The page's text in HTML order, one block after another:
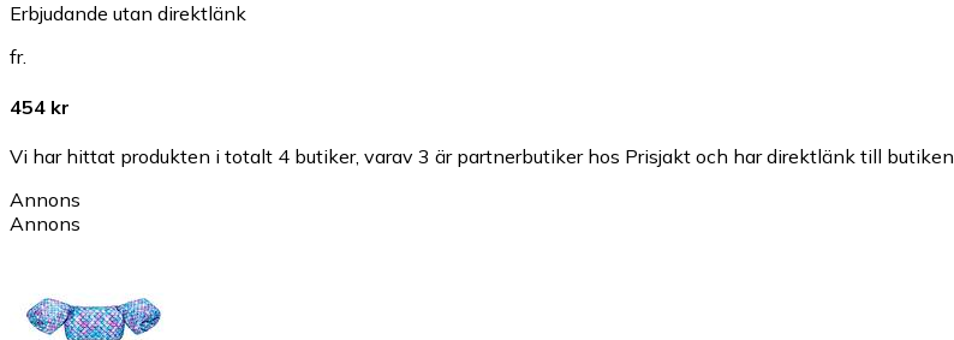
Erbjudande utan direktlänk
fr.
454 kr
Vi har hittat produkten i totalt 4 butiker, varav 3 är partnerbutiker hos Prisjakt och har direktlänk till butiken.
Annons
Annons